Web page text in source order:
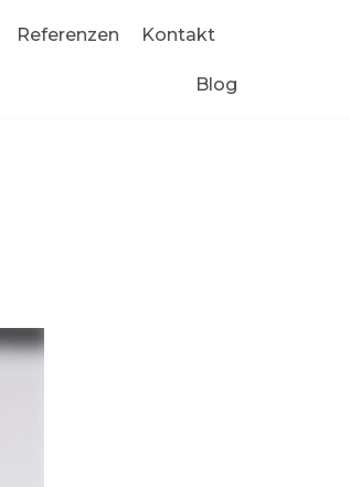
Referenzen Kontakt
Blog